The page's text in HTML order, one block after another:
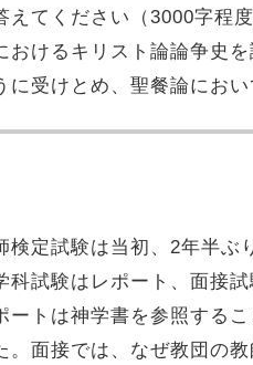
てください（3000字程度
けるキリスト論論争史
に受けとめ、聖餐論にお
定試験は当初、2年半ぶ
科試験はレポート、面接
ートは神学書を参照する
。面接では、なぜ教団の